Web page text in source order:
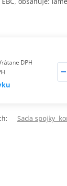
DPH
Sada spojky